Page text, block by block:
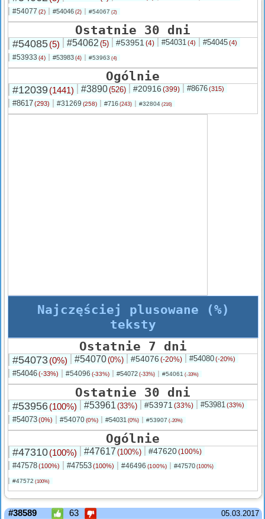
#54077 (2) #54046 (2) #54067 (2)
Ostatnie 30 dni
#54085(5) #54062 (5) #53951 (4) #54031(4) #54045(4)
#53933 (4) #53983 (4) #53963 (4)
Ogólnie
#12039(1441) #3890(526) #20916 (399) #8676(315)
#8617(293) #31269 (258) #716 (243) #32804 (216)
Najczęściej plusowane (%)
teksty
Ostatnie 7 dni
#54073(0%) #54070(0%) #54076 (-20%) #54080(-20%)
#54046(-33%) #54096 (-33%) #54072 (-33%) #54061 (-33%)
Ostatnie 30 dni
#53956(100%) #53961 (33%) #53971 (33%) #53981(33%)
#54073(0%) #54070(0%) #54031 (0%) #53907 (-20%)
Ogólnie
#47310(100%) #47617 (100%) #47620(100%)
#47578(100%) #47553(100%) #46496 (100%) #47570 (100%)
#47572 (100%)
05.03.2017
#38589 63